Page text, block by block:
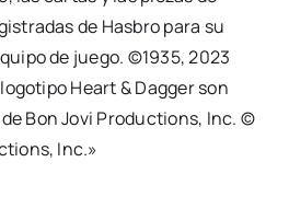
de Hasbro para su
de juego. ©1935, 2023
Heart & Dagger son
Bon Jovi Productions, Inc. ©
Inc.»